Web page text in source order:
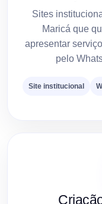
Sites
Maricá que
apresentar
pelo
Site institucional